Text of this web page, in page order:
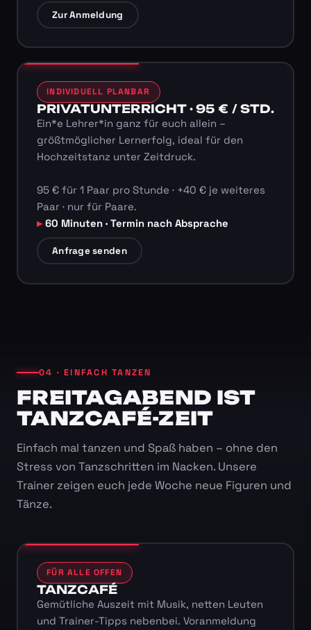
Zur Anmeldung
INDIVIDUELL PLANBAR
PRIVATUNTERRICHT · 95 € / STD.
Ein*e Lehrer*in ganz für euch allein –
größtmöglicher Lernerfolg, ideal für den
Hochzeitstanz unter Zeitdruck.
95 € für 1 Paar pro Stunde · +40 € je weiteres
Paar · nur für Paare.
60 Minuten · Termin nach Absprache
Anfrage senden
04 · EINFACH TANZEN
FREITAGABEND IST
TANZCAFÉ-ZEIT
Einfach mal tanzen und Spaß haben – ohne den
Stress von Tanzschritten im Nacken. Unsere
Trainer zeigen euch jede Woche neue Figuren und
Tänze.
FÜR ALLE OFFEN
TANZCAFÉ
Gemütliche Auszeit mit Musik, netten Leuten
und Trainer-Tipps nebenbei. Voranmeldung